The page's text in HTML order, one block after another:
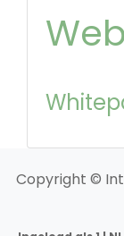
Copyright ©